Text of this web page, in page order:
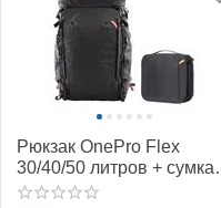
Рюкзак OnePro Flex
30/40/50 литров + сумка-
вставка (PGYTECH)